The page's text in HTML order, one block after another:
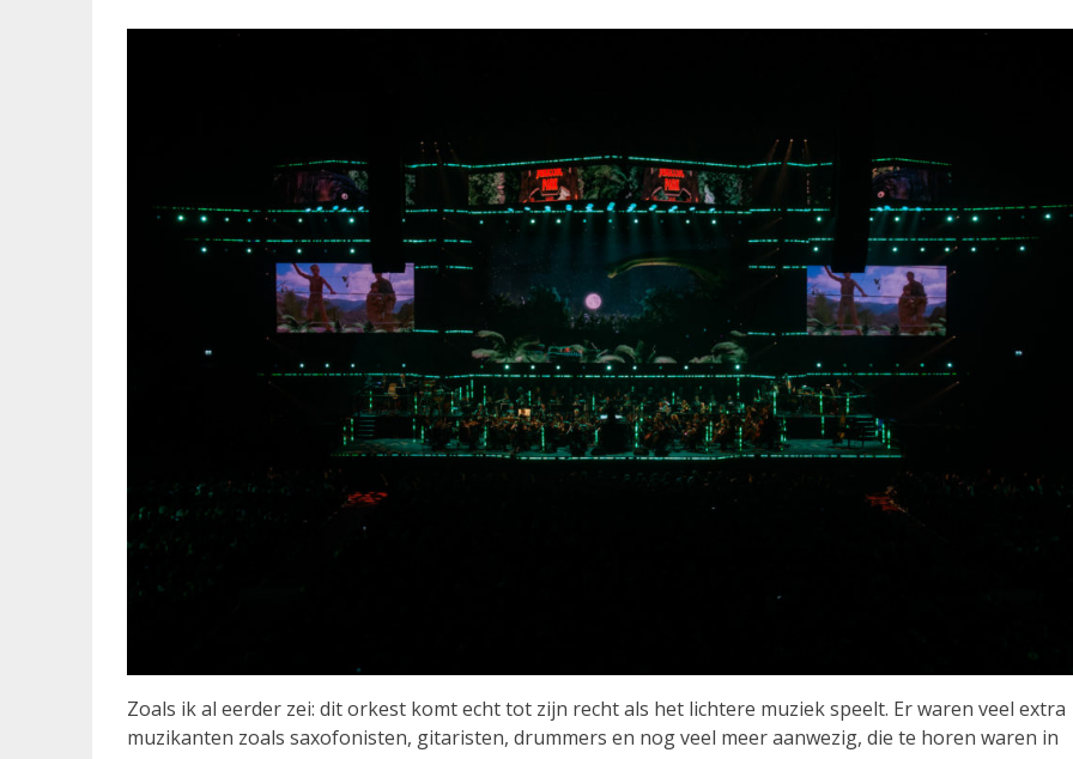
Zoals ik al eerder zei: dit orkest komt echt tot zijn recht als het lichtere muziek speelt. Er waren veel extra
muzikanten zoals saxofonisten, gitaristen, drummers en nog veel meer aanwezig, die te horen waren in